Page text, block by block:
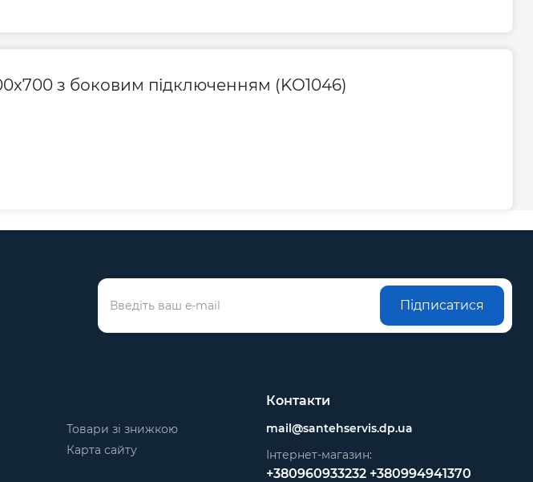
Висота радіатора, мм 500
Глибина, мм
Гарантія
з боковим підключенням (KO1046)
Підписатися
Товари зі знижкою
Карта сайту
Контакти
mail@santehservis.dp.ua
Інтернет-магазин:
+380960933232 +380994941370